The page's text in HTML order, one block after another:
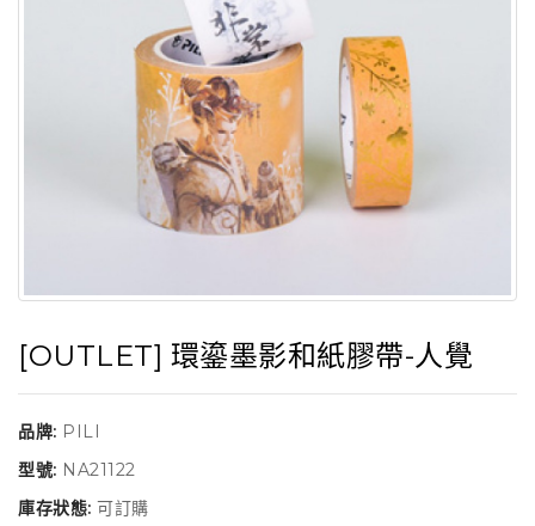
[OUTLET] 環鎏墨影和紙膠帶-人覺
品牌: PILI
型號: NA21122
庫存狀態: 可訂購